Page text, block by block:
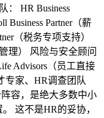
： HR Business
Business Partner（薪
（税务专项支持）
理） 风险与安全顾问
Advisors（员工直接
专家、HR调查团队
容，是绝大多数中小
这不是HR的妥协，